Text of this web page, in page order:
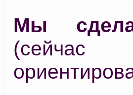
Мы